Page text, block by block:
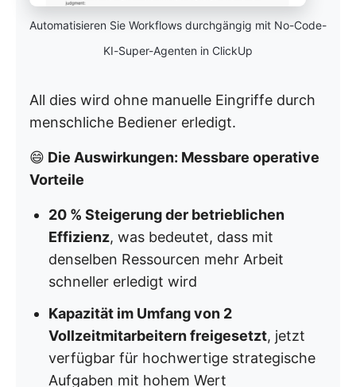
Automatisieren Sie Workflows durchgängig mit No-Code-
KI-Super-Agenten in ClickUp
All dies wird ohne manuelle Eingriffe durch
menschliche Bediener erledigt.
😄 Die Auswirkungen: Messbare operative
Vorteile
20 % Steigerung der betrieblichen
Effizienz, was bedeutet, dass mit
denselben Ressourcen mehr Arbeit
schneller erledigt wird
Kapazität im Umfang von 2
Vollzeitmitarbeitern freigesetzt, jetzt
verfügbar für hochwertige strategische
Aufgaben mit hohem Wert